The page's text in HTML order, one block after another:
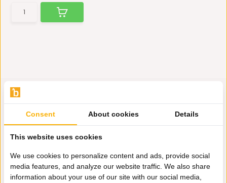
Hulp nodig?
Wij zitten voor je klaar.
Whatsapp ons
Consent About cookies Details
This website uses cookies
We use cookies to personalize content and ads, provide social
media features, and analyze our website traffic. We also share
information about your use of our site with our social media,